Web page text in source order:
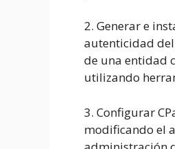
2. Generar e
autenticidad del
de una entidad
utilizando
3. Configurar
modificando el